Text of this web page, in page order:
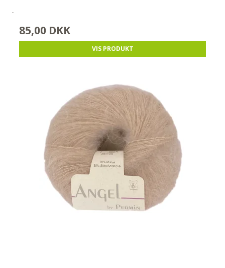
-
85,00 DKK
VIS PRODUKT